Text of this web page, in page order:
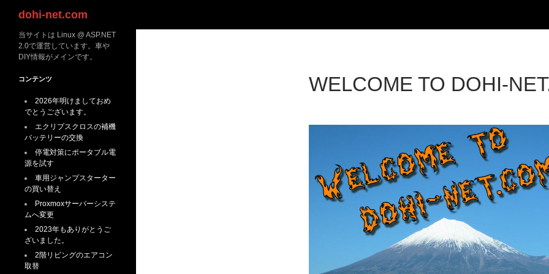
dohi-net.com
WELCOME TO DOHI-
当サイトは Linux @ ASP.NET
2.0で運営しています。車や
DIY情報がメインです。
コンテンツ
2026年明けましておめ
でとうございます。
エクリプスクロスの補機
バッテリーの交換
停電対策にポータブル電
源を試す
車用ジャンプスターター
の買い替え
Proxmoxサーバーシステ
ムへ変更
2023年もありがとうご
ざいました。
2階リビングのエアコン
取替